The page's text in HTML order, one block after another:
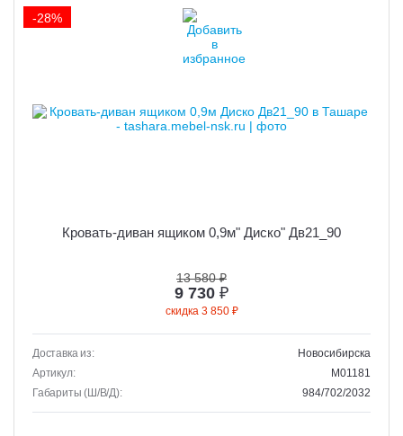
Кровать-диван ящиком 0,9м" Диско" Дв21_90
13 580 ₽
9 730 ₽
скидка 3 850 ₽
Доставка из:
Новосибирска
Артикул:
M01181
Габариты (Ш/В/Д):
984/702/2032
-28%